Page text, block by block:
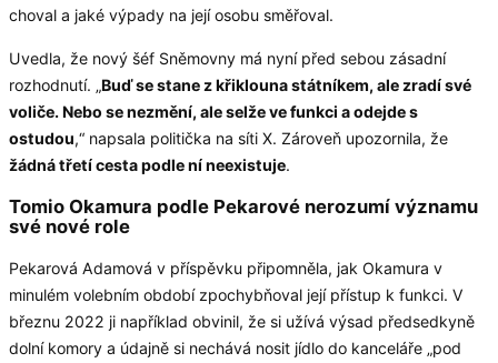
choval a jaké výpady na její osobu směřoval.
Uvedla, že nový šéf Sněmovny má nyní před sebou zásadní
rozhodnutí. „Buď se stane z křiklouna státníkem, ale zradí své
voliče. Nebo se nezmění, ale selže ve funkci a odejde s
ostudou,“ napsala politička na síti X. Zároveň upozornila, že
žádná třetí cesta podle ní neexistuje.
Tomio Okamura podle Pekarové nerozumí významu
své nové role
Pekarová Adamová v příspěvku připomněla, jak Okamura v
minulém volebním období zpochybňoval její přístup k funkci. V
březnu 2022 ji například obvinil, že si užívá výsad předsedkyně
dolní komory a údajně si nechává nosit jídlo do kanceláře „pod